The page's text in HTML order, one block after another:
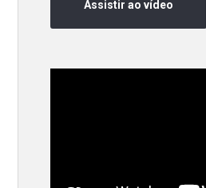
Assistir ao vídeo